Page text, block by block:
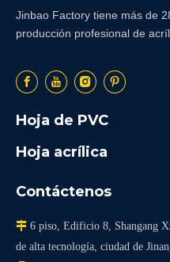
Jinbao Factory tiene más de
producción profesional de
Hoja de PVC
Hoja acrílica
Contáctenos
 6 piso, Edificio 8, Shangang
de alta tecnología, ciudad de